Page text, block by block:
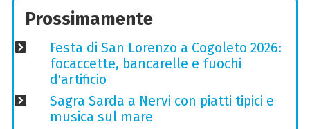
Prossimamente
Festa di San Lorenzo a Cogoleto 2026:
focaccette, bancarelle e fuochi
d'artificio
Sagra Sarda a Nervi con piatti tipici e
musica sul mare